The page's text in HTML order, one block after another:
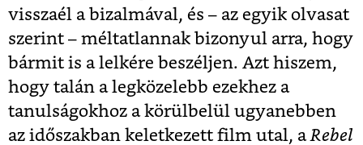
visszaél a bizalmával, és – az egyik olvasat
szerint – méltatlannak bizonyul arra, hogy
bármit is a lelkére beszéljen. Azt hiszem,
hogy talán a legközelebb ezekhez a
tanulságokhoz a körülbelül ugyanebben
az időszakban keletkezett film utal, aRebel